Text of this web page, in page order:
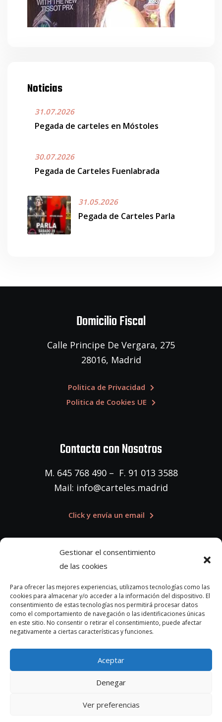
Gestionar el consentimiento
de las cookies
Para ofrecer las mejores experiencias, utilizamos tecnologías como las
cookies para almacenar y/o acceder a la información del dispositivo. El
consentimiento de estas tecnologías nos permitirá procesar datos
como el comportamiento de navegación o las identificaciones únicas
en este sitio. No consentir o retirar el consentimiento, puede afectar
negativamente a ciertas características y funciones.
Aceptar
Denegar
Ver preferencias
Noticias
31.07.2026
Pegada de carteles en Móstoles
30.07.2026
Pegada de Carteles Fuenlabrada
31.05.2026
Pegada de Carteles Parla
Domicilio Fiscal
Calle Principe De Vergara, 275
28016, Madrid
Politica de Privacidad
Politica de Cookies UE
Contacta con Nosotros
M. 645 768 490 – F. 91 013 3588
Mail: info@carteles.madrid
Click y envía un email
Contacto Telefónico
Fijo, móvil o Whatsapp
08:30 – 22:00 (Domingo no)
CLICK y llama por Whatsapp
Directo DGG España, SL